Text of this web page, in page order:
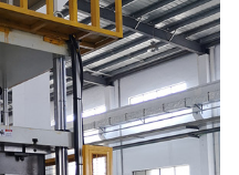
新闻动态
在线留言
联系我们